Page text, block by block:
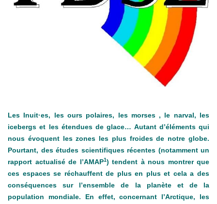
En Hongrie, le conservateur Peter Magyar et son parti
Tisza "Respect et liberté" ont remporté une large victoire,
contre le premier ministre sortant, Viktor Orban,…
Les Inuit·es, les ours polaires, les morses , le narval, les
icebergs et les étendues de glace… Autant d’éléments qui
nous évoquent les zones les plus froides de notre globe.
Pourtant, des études scientifiques récentes (notamment un
rapport actualisé de l’AMAP1) tendent à nous montrer que
ces espaces se réchauffent de plus en plus et cela a des
conséquences sur l’ensemble de la planète et de la
population mondiale. En effet, concernant l’Arctique, les